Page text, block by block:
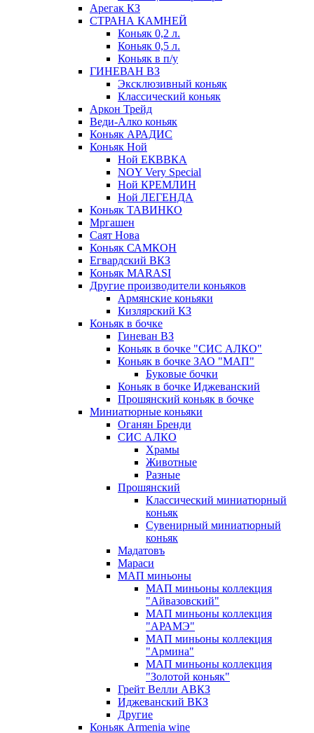
Арегак КЗ
СТРАНА КАМНЕЙ
Коньяк 0,2 л.
Коньяк 0,5 л.
Коньяк в п/у
ГИНЕВАН ВЗ
Эксклюзивный коньяк
Классический коньяк
Аркон Трейд
Веди-Алко коньяк
Коньяк АРАДИС
Коньяк Ной
Ной ЕКВВКА
NOY Very Special
Ной КРЕМЛИН
Ной ЛЕГЕНДА
Коньяк ТАВИНКО
Мргашен
Саят Нова
Коньяк САМКОН
Егвардский ВКЗ
Коньяк MARASI
Другие производители коньяков
Армянские коньяки
Кизлярский КЗ
Коньяк в бочке
Гиневан ВЗ
Коньяк в бочке "СИС АЛКО"
Коньяк в бочке ЗАО "МАП"
Буковые бочки
Коньяк в бочке Иджеванский
Прошянский коньяк в бочке
Миниатюрные коньяки
Оганян Бренди
СИС АЛКО
Храмы
Животные
Разные
Прошянский
Классический миниатюрный
коньяк
Сувенирный миниатюрный
коньяк
Мадатовъ
Мараси
МАП миньоны
МАП миньоны коллекция
"Айвазовский"
МАП миньоны коллекция
"АРАМЭ"
МАП миньоны коллекция
"Армина"
МАП миньоны коллекция
"Золотой коньяк"
Грейт Велли АВКЗ
Иджеванский ВКЗ
Другие
Коньяк Armenia wine